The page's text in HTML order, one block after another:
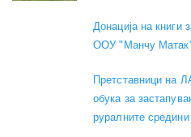
Донација на книги
ООУ "Манчу
Претставници на
обука за
руралните средини